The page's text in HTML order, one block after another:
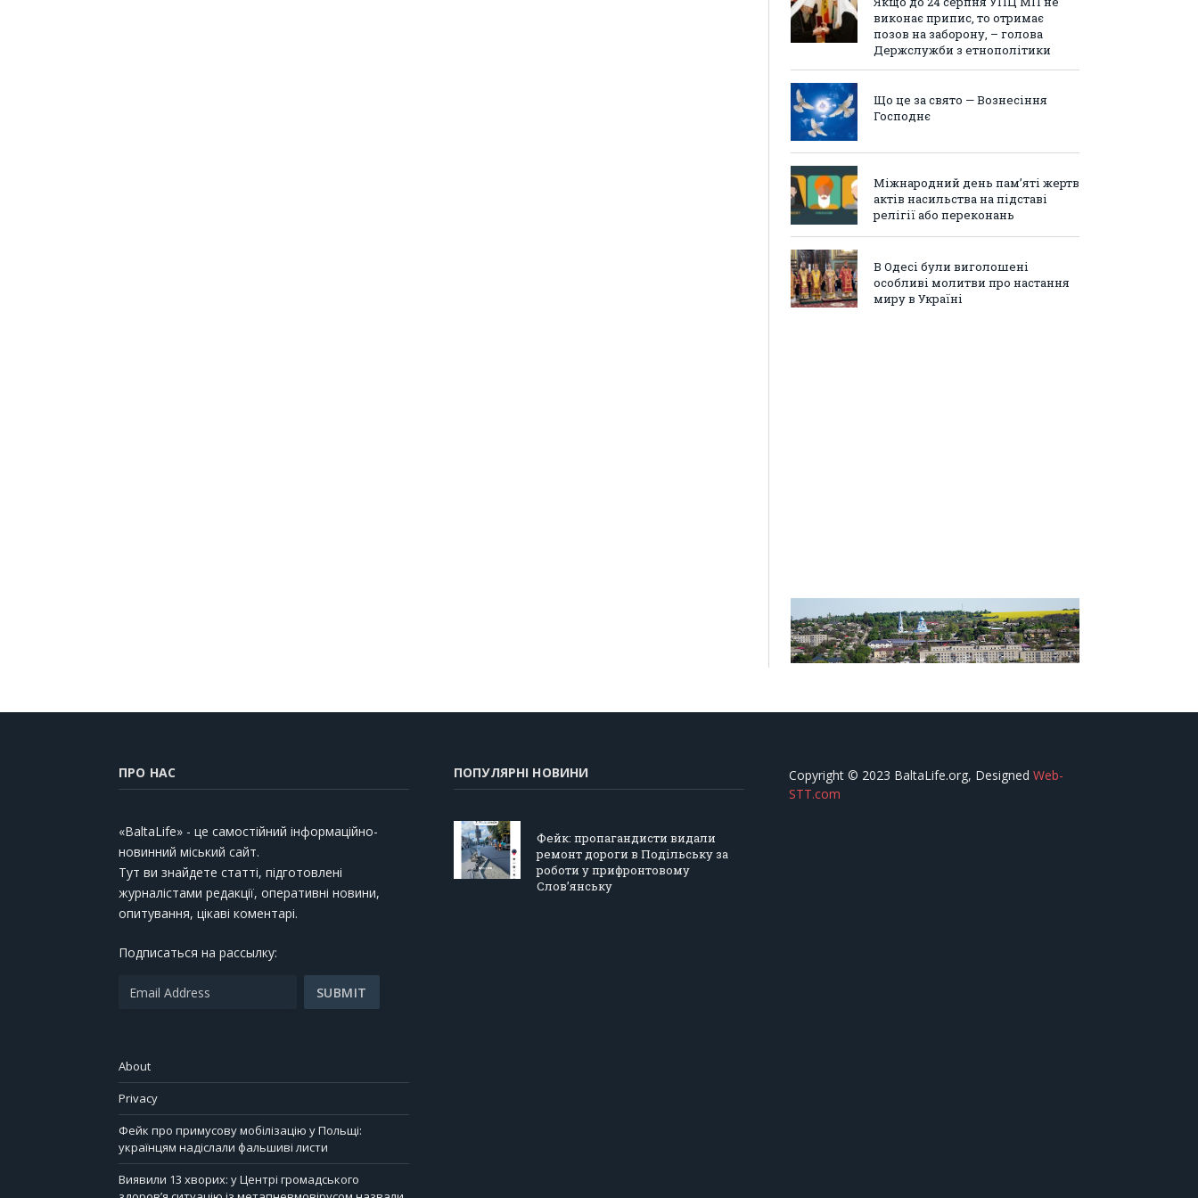
виконає припис, то отримає
позов на заборону, – голова
Держслужби з етнополітики
Що це за свято — Вознесіння
Господнє
Міжнародний день пам’яті жертв
актів насильства на підставі
релігії або переконань
В Одесі були виголошені
особливі молитви про настання
миру в Україні
ПРО НАС
«BaltaLife» - це самостійний інформаційно-
новинний міський сайт.
Тут ви знайдете статті, підготовлені
журналістами редакції, оперативні новини,
опитування, цікаві коментарі.
Подписаться на рассылку:
ПОПУЛЯРНІ НОВИНИ
Фейк: пропагандисти видали
ремонт дороги в Подільську за
роботи у прифронтовому
Слов’янську
Copyright © 2023 BaltaLife.org, Designed Web-
STT.com
About
Privacy
Фейк про примусову мобілізацію у Польщі:
українцям надіслали фальшиві листи
Виявили 13 хворих: у Центрі громадського